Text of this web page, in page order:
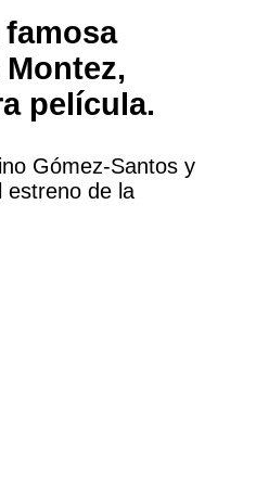
famosa
película.
Gómez-Santos y
estreno de la